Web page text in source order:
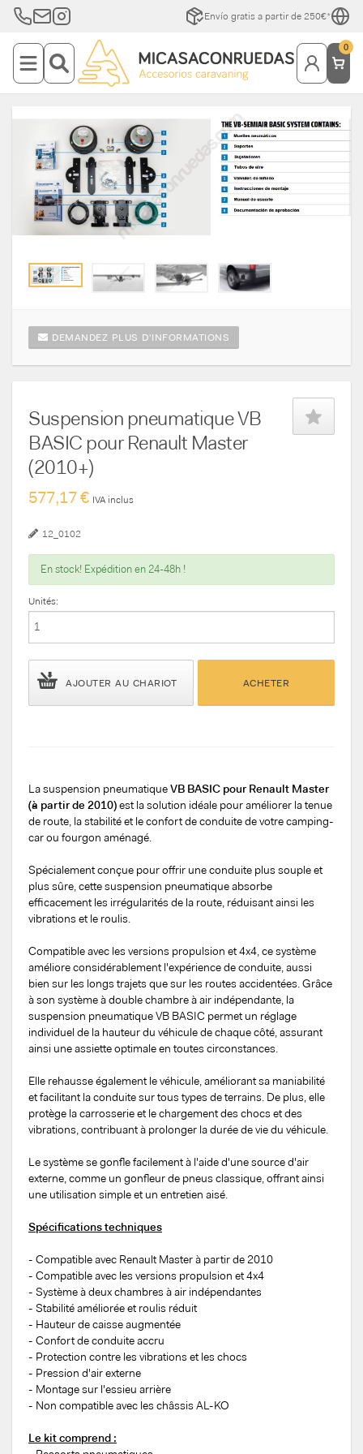
Envío gratis a partir de 250€*
0
DEMANDEZ PLUS D'INFORMATIONS
Suspension pneumatique VB
BASIC pour Renault Master
(2010+)
577,17 € IVA inclus
12_0102
En stock! Expédition en 24-48h !
Unités:
AJOUTER AU CHARIOT ACHETER
La suspension pneumatiqueVB BASIC pour Renault Master
(à partir de 2010)est la solution idéale pour améliorer la tenue
de route, la stabilité et le confort de conduite de votre camping-
car ou fourgon aménagé.
Spécialement conçue pour offrir une conduite plus souple et
plus sûre, cette suspension pneumatique absorbe
efficacement les irrégularités de la route, réduisant ainsi les
vibrations et le roulis.
Compatible avec les versions propulsion et 4x4, ce système
améliore considérablement l'expérience de conduite, aussi
bien sur les longs trajets que sur les routes accidentées. Grâce
à son système à double chambre à air indépendante, la
suspension pneumatique VB BASIC permet un réglage
individuel de la hauteur du véhicule de chaque côté, assurant
ainsi une assiette optimale en toutes circonstances.
Elle rehausse également le véhicule, améliorant sa maniabilité
et facilitant la conduite sur tous types de terrains. De plus, elle
protège la carrosserie et le chargement des chocs et des
vibrations, contribuant à prolonger la durée de vie du véhicule.
Le système se gonfle facilement à l'aide d'une source d'air
externe, comme un gonfleur de pneus classique, offrant ainsi
une utilisation simple et un entretien aisé.
Spécifications techniques
- Compatible avec Renault Master à partir de 2010
- Compatible avec les versions propulsion et 4x4
- Système à deux chambres à air indépendantes
- Stabilité améliorée et roulis réduit
- Hauteur de caisse augmentée
- Confort de conduite accru
- Protection contre les vibrations et les chocs
- Pression d'air externe
- Montage sur l'essieu arrière
- Non compatible avec les châssis AL-KO
Le kit comprend :